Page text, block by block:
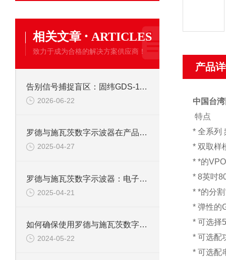
相关文章 · ARTICLES
致力于成为合格的解决方案供应商！
告别信号捕捉盲区：固纬GDS-1102示波器峰值侦测与触发系统全攻略
2026-06-22
罗德与施瓦茨数字示波器在产品开发中的关键作用
2025-04-27
罗德与施瓦茨数字示波器：电子工程师的精准测量设备
2025-04-21
如何确保使用罗德与施瓦茨数字示波器的安全性？
2024-05-22
产品
中国台
特点
* 全系列
* 双取样
* *的
* 8英吋
* *的分
* 弹性的
* 可选择
* 可选配
* 可选配